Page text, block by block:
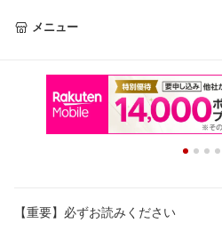
メニュー
【重要】必ずお読みください